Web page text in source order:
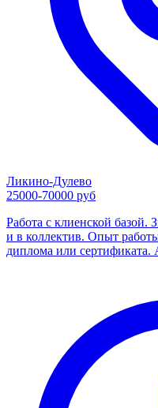
Ликино-Дулево
25000-70000 руб
Работа с клиенской базой.
и в коллектив. Опыт
диплома или сертификата.